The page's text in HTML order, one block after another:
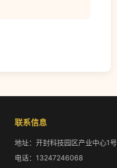
联系信息
地址：开封科技园区产业中心1号
电话：13247246068